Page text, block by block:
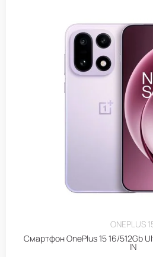
ONEPLUS
Смартфон OnePlus 15 16/512Gb
IN